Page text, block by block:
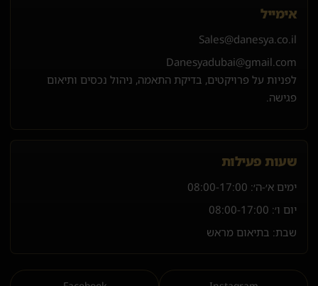
אימייל
Sales@danesya.co.il
Danesyadubai@gmail.com
לפניות על פרויקטים, בדיקת התאמה, ניהול נכסים ותיאום
פגישה.
שעות פעילות
ימים א׳-ה׳: 08:00-17:00
יום ו׳: 08:00-17:00
שבת: בתיאום מראש